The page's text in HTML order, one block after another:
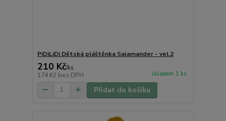
PiDiLiDi Dětská pláštěnka Salamander - vel.2
210 Kč/ks
174 Kč bez DPH skladem 1 ks
Přidat do košíku